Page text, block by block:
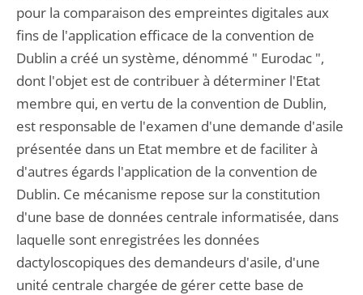
pour la comparaison des empreintes digitales aux
fins de l'application efficace de la convention de
Dublin a créé un système, dénommé " Eurodac ",
dont l'objet est de contribuer à déterminer l'Etat
membre qui, en vertu de la convention de Dublin,
est responsable de l'examen d'une demande d'asile
présentée dans un Etat membre et de faciliter à
d'autres égards l'application de la convention de
Dublin. Ce mécanisme repose sur la constitution
d'une base de données centrale informatisée, dans
laquelle sont enregistrées les données
dactyloscopiques des demandeurs d'asile, d'une
unité centrale chargée de gérer cette base de